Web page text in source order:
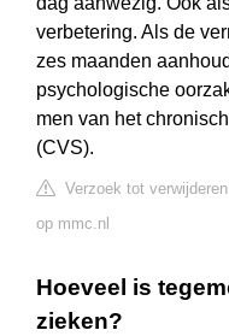
verbetering. Als de
zes maanden
psychologische
men van het
(CVS).
Verzoek tot
op mmc.nl
Hoeveel is
zieken?